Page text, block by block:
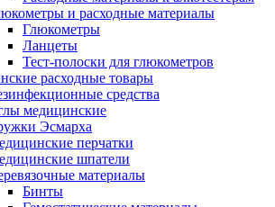
и расходные материалы
Глюкометры
Ланцеты
Тест-полоски для глюкометров
расходные товары
средства
медицинские
Эсмарха
перчатки
шпатели
материалы
Бинты